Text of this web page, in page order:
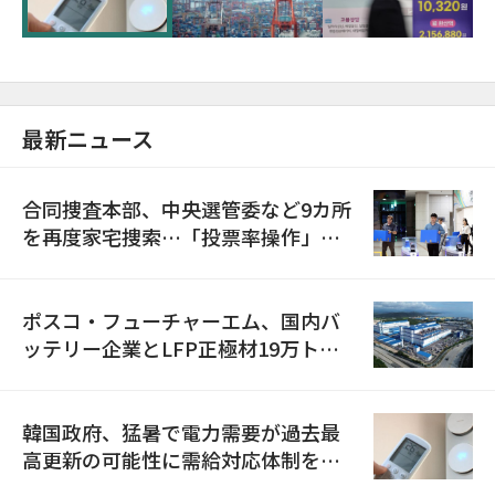
最新ニュース
合同捜査本部、中央選管委など9カ所
を再度家宅捜索…「投票率操作」の
ポスコ・フューチャーエム、国内バ
ッテリー企業とLFP正極材19万トン
韓国政府、猛暑で電力需要が過去最
高更新の可能性に需給対応体制を点